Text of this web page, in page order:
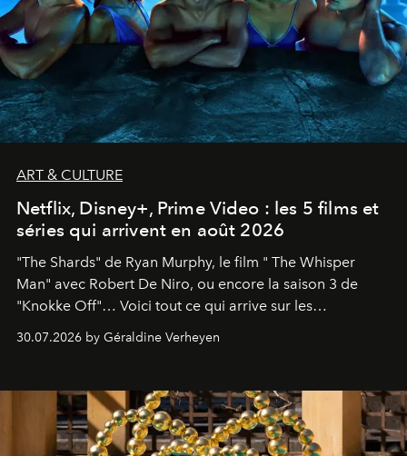
ART & CULTURE
Netflix, Disney+, Prime Video : les 5 films et
séries qui arrivent en août 2026
"The Shards" de Ryan Murphy, le film " The Whisper
Man" avec Robert De Niro, ou encore la saison 3 de
"Knokke Off"… Voici tout ce qui arrive sur les
plateformes de streaming en août 2026.
30.07.2026 by Géraldine Verheyen